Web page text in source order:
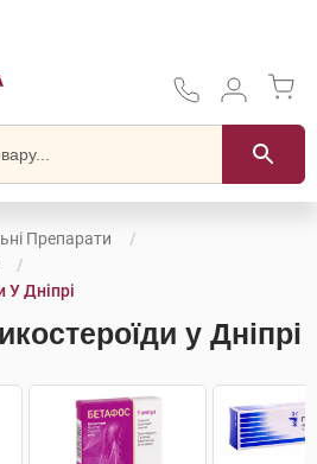
Препарати
У Дніпрі
у Дніпрі